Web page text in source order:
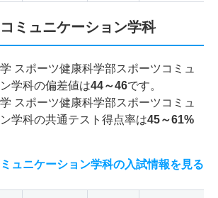
ミュニケーション学科
スポーツ健康科学部スポーツコミュ
学科の偏差値は44～46です。
スポーツ健康科学部スポーツコミュ
学科の共通テスト得点率は45～61%
ュニケーション学科の入試情報を見る